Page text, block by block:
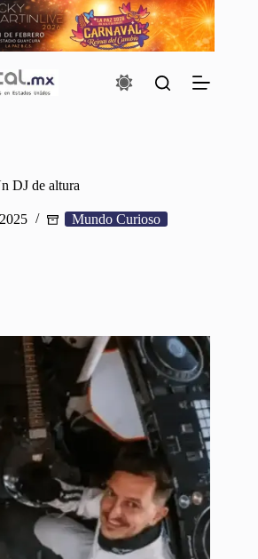
DJ de altura
Mundo Curioso